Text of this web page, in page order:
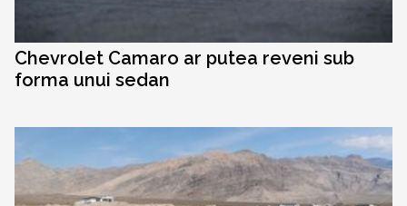
Chevrolet Camaro ar putea reveni sub
forma unui sedan